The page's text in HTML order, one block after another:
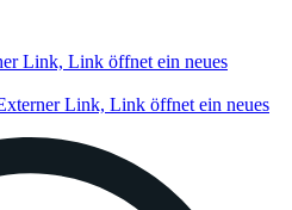
Link, Link öffnet ein neues
Link, Link öffnet ein neues